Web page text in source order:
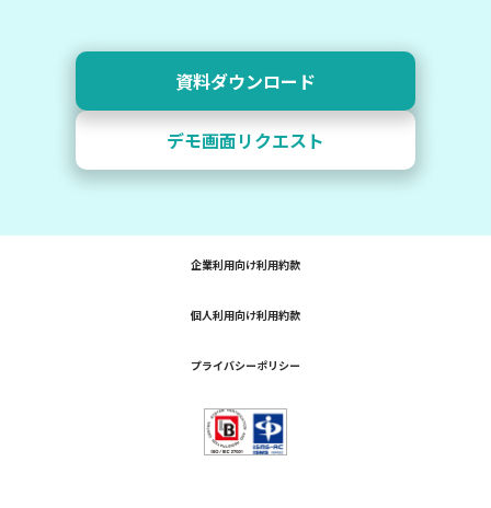
デモ画面リクエスト
資料ダウンロード
企業利用向け利用約款
個人利用向け利用約款
プライバシーポリシー